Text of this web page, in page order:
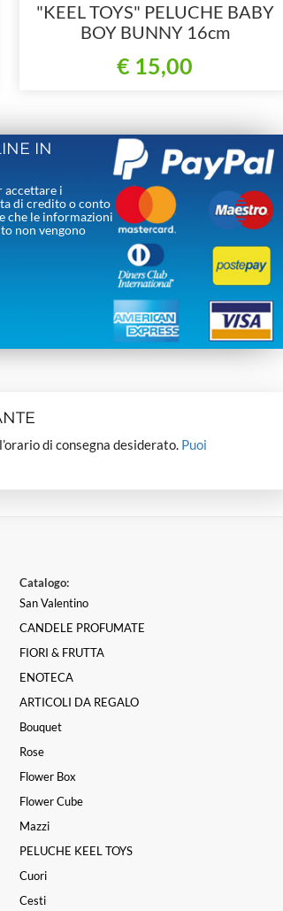
"KEEL TOYS" PELUCHE BABY
BOY BUNNY 16cm
€ 15,00
IN
accettare i
di credito o conto
che le informazioni
non vengono
di consegna desiderato. Puoi
Catalogo:
San Valentino
CANDELE PROFUMATE
FIORI & FRUTTA
ENOTECA
ARTICOLI DA REGALO
Bouquet
Rose
Flower Box
Flower Cube
Mazzi
PELUCHE KEEL TOYS
Cuori
Cesti